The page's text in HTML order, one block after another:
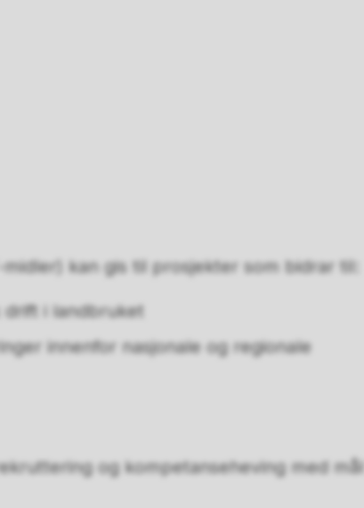
kan gis til prosjekter som bidrar til:
drift i landbruket
innenfor nasjonale og regionale
og kompetanseheving med mål